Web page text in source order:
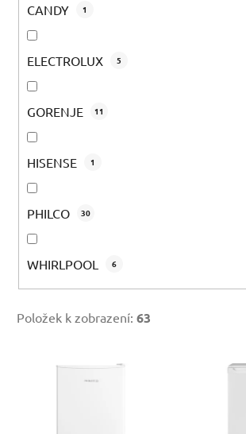
CANDY 1
ELECTROLUX 5
GORENJE 11
HISENSE 1
PHILCO 30
WHIRLPOOL 6
Položek k zobrazení: 63